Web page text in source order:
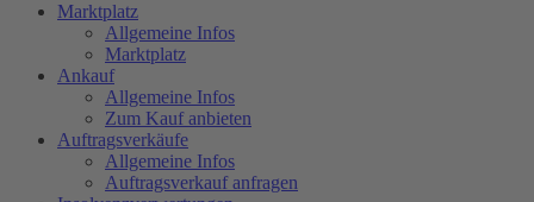
Marktplatz
Allgemeine Infos
Marktplatz
Ankauf
Allgemeine Infos
Zum Kauf anbieten
Auftragsverkäufe
Allgemeine Infos
Auftragsverkauf anfragen